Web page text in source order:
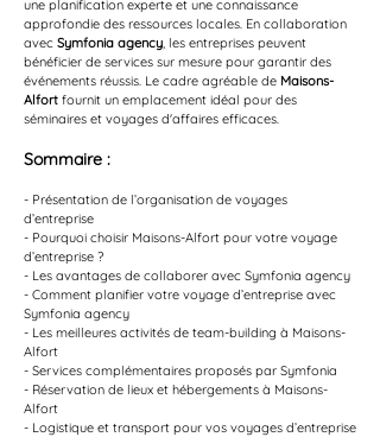
une planification experte et une connaissance
approfondie des ressources locales. En collaboration
avec Symfonia agency, les entreprises peuvent
bénéficier de services sur mesure pour garantir des
événements réussis. Le cadre agréable de Maisons-
Alfort fournit un emplacement idéal pour des
séminaires et voyages d'affaires efficaces.
Sommaire :
- Présentation de l’organisation de voyages
d’entreprise
- Pourquoi choisir Maisons-Alfort pour votre voyage
d’entreprise ?
- Les avantages de collaborer avec Symfonia agency
- Comment planifier votre voyage d’entreprise avec
Symfonia agency
- Les meilleures activités de team-building à Maisons-
Alfort
- Services complémentaires proposés par Symfonia
- Réservation de lieux et hébergements à Maisons-
Alfort
- Logistique et transport pour vos voyages d’entreprise